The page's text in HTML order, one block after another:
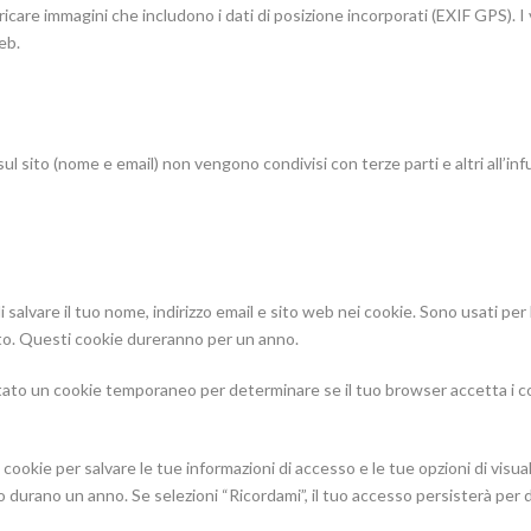
immagini che includono i dati di posizione incorporati (EXIF
(nome e email) non vengono condivisi con terze parti e altri
il tuo nome, indirizzo email e sito web nei cookie. Sono usati
Questi cookie dureranno per un anno.
un cookie temporaneo per determinare se il tuo browser accetta i
per salvare le tue informazioni di accesso e le tue opzioni di
un anno. Se selezioni “Ricordami”, il tuo accesso persisterà